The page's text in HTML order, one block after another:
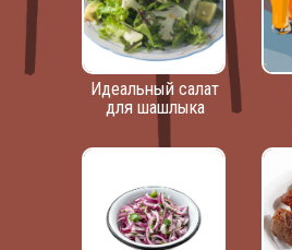
Идеальный салат
для шашлыка